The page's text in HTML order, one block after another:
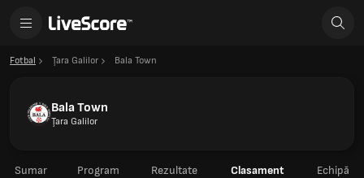
Fotbal Ţara Galilor Bala Town
Bala Town
Ţara Galilor
Sumar Program Rezultate Clasament Echipă